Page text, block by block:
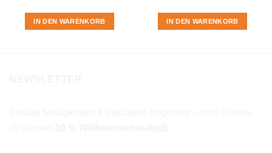
IN DEN WARENKORB IN DEN WARENKORB